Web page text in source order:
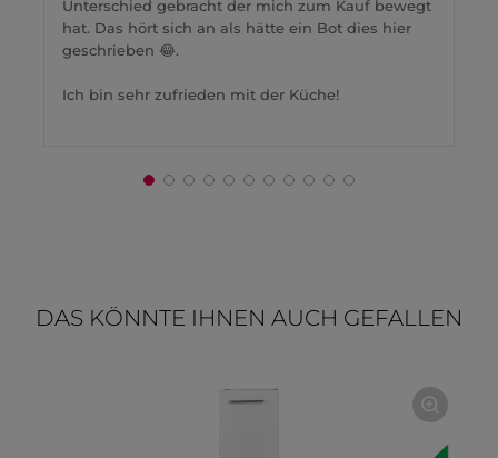
Unterschied gebracht der mich zum Kauf bewegt
hat. Das hört sich an als hätte ein Bot dies hier
geschrieben 😂.
Ich bin sehr zufrieden mit der Küche!
DAS KÖNNTE IHNEN AUCH GEFALLEN